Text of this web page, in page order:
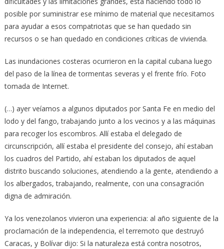
posible por suministrar ese mínimo de material que necesitamos
para ayudar a esos compatriotas que se han quedado sin
recursos o se han quedado en condiciones críticas de vivienda.
Las inundaciones costeras ocurrieron en la capital cubana luego
del paso de la línea de tormentas severas y el frente frío. Foto
tomada de Internet.
(…) ayer veíamos a algunos diputados por Santa Fe en medio del
lodo y del fango, trabajando junto a los vecinos y a las máquinas
para recoger los escombros. Allí estaba el delegado de
circunscripción, allí estaba el presidente del consejo, ahí estaban
los cuadros del Partido, ahí estaban los diputados de aquel
distrito buscando soluciones, atendiendo a la gente, atendiendo a
los albergados, trabajando, realmente, con una consagración
digna de admiración.
Ya los venezolanos vivieron una experiencia: al año siguiente de la
proclamación de la independencia, el terremoto que destruyó
Caracas, y Bolívar dijo: Si la naturaleza está contra nosotros,